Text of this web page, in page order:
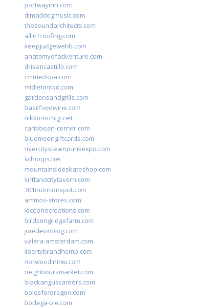
portwayinn.com
djmaddogmusic.com
thesoundarchitects.com
allin1roofing.com
keepjudgewebb.com
anatomyofadventure.com
drivancastillo.com
cmmedspa.com
midletontkd.com
gardensandgrills.com
basilfoodwine.com
nikko-tochigi.net
caribbean-corner.com
bluemoongiftcards.com
rivercitysteampunkexpo.com
kchoops.net
mountainsideskateshop.com
kirtlandcitytavern.com
301nutritionspot.com
ammos-stores.com
loceanecreations.com
birdsongridgefarm.com
joiedevivblog.com
valera-amsterdam.com
libertybrandhemp.com
norwoodinnwi.com
neighboursmarket.com
blackanguscareers.com
bolesfororegon.com
bodega-ole.com